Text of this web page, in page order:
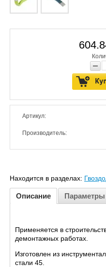
Артикул:
Производитель:
Находится в разделах:
Описание Параметры
Применяется в
демонтажных работах.
Изготовлен из
стали 45.